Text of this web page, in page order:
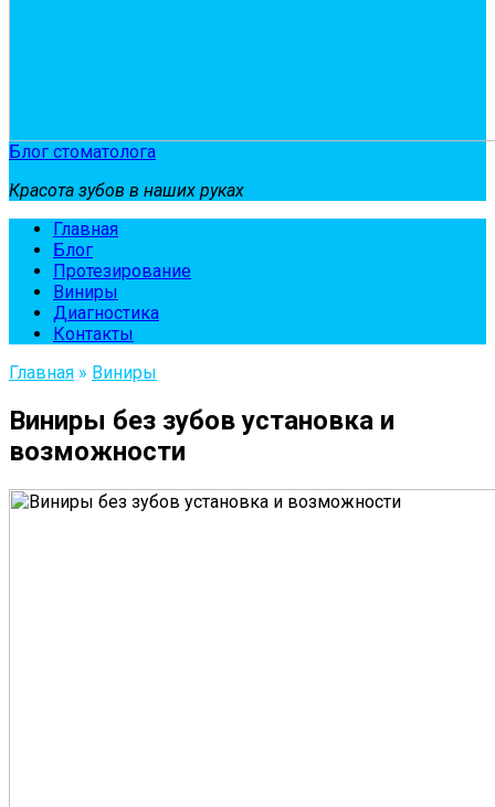
Блог стоматолога
Красота зубов в наших руках
Главная
Блог
Протезирование
Виниры
Диагностика
Контакты
Главная » Виниры
Виниры без зубов установка и
возможности